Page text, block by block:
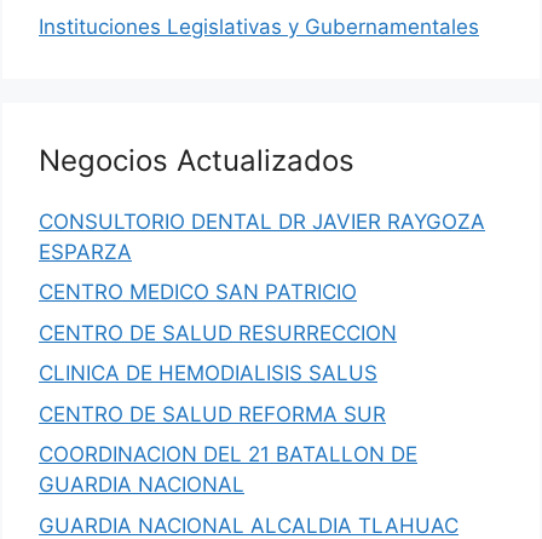
Instituciones Legislativas y Gubernamentales
Negocios Actualizados
CONSULTORIO DENTAL DR JAVIER RAYGOZA
ESPARZA
CENTRO MEDICO SAN PATRICIO
CENTRO DE SALUD RESURRECCION
CLINICA DE HEMODIALISIS SALUS
CENTRO DE SALUD REFORMA SUR
COORDINACION DEL 21 BATALLON DE
GUARDIA NACIONAL
GUARDIA NACIONAL ALCALDIA TLAHUAC